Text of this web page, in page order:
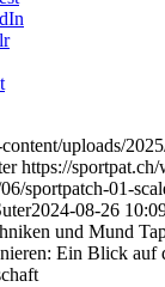
uploads/
https://
sportpatch-01-
2024-08-26
und Mund
Ein Blick auf